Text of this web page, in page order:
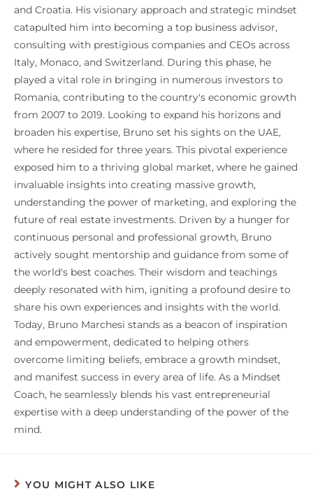
and Croatia. His visionary approach and strategic mindset
catapulted him into becoming a top business advisor,
consulting with prestigious companies and CEOs across
Italy, Monaco, and Switzerland. During this phase, he
played a vital role in bringing in numerous investors to
Romania, contributing to the country's economic growth
from 2007 to 2019. Looking to expand his horizons and
broaden his expertise, Bruno set his sights on the UAE,
where he resided for three years. This pivotal experience
exposed him to a thriving global market, where he gained
invaluable insights into creating massive growth,
understanding the power of marketing, and exploring the
future of real estate investments. Driven by a hunger for
continuous personal and professional growth, Bruno
actively sought mentorship and guidance from some of
the world's best coaches. Their wisdom and teachings
deeply resonated with him, igniting a profound desire to
share his own experiences and insights with the world.
Today, Bruno Marchesi stands as a beacon of inspiration
and empowerment, dedicated to helping others
overcome limiting beliefs, embrace a growth mindset,
and manifest success in every area of life. As a Mindset
Coach, he seamlessly blends his vast entrepreneurial
expertise with a deep understanding of the power of the
mind.
YOU MIGHT ALSO LIKE